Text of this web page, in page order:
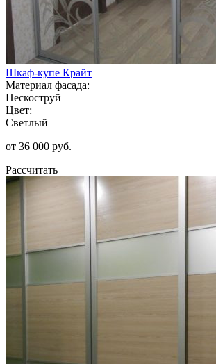
Шкаф-купе Крайт
Материал фасада:
Пескоструй
Цвет:
Светлый
от 36 000 руб.
Рассчитать